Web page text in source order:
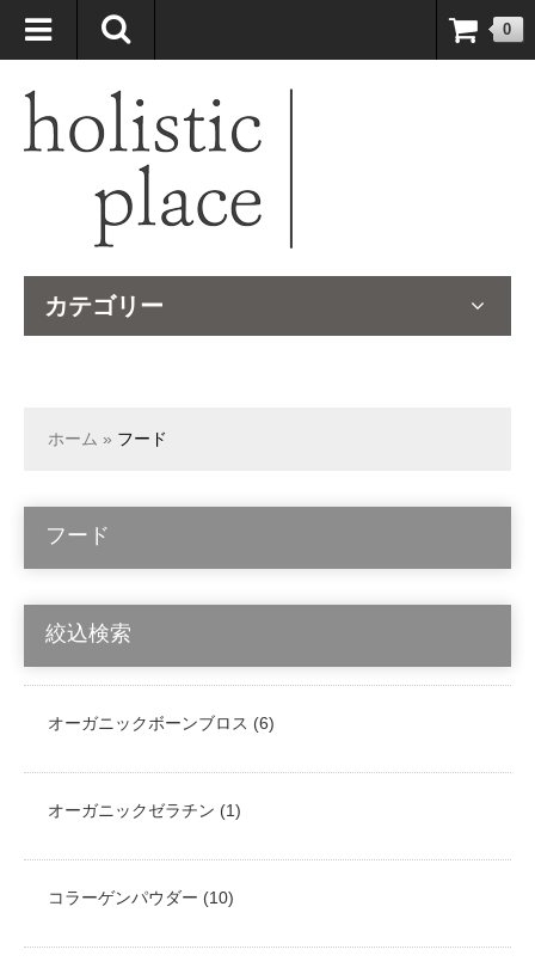
自然療法大国のオーストラリアより、臨床経験＆知識の豊富なナチュ
ロパスが厳選したサプリメントや ナチュラルグッズをお届けします！
0
カテゴリー
ホーム » フード
フード
絞込検索
オーガニックボーンブロス (6)
オーガニックゼラチン (1)
コラーゲンパウダー (10)